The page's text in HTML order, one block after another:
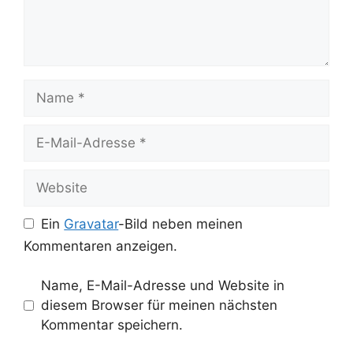
Mail-
Ein Gravatar-Bild neben meinen
Kommentaren anzeigen.
Name, E-Mail-Adresse und Website in
diesem Browser für meinen nächsten
Kommentar speichern.